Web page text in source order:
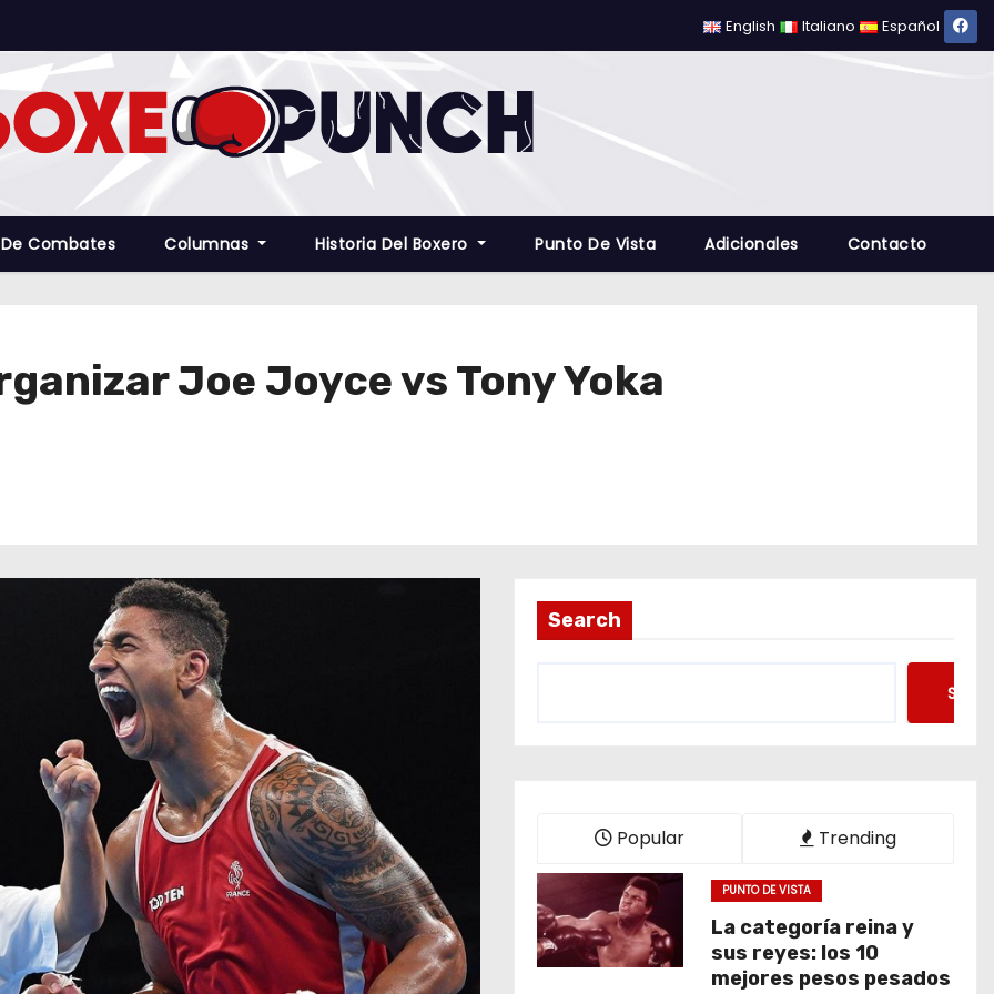
English Italiano Español
Combates Columnas Historia Del Boxero Punto De Vista Adicionales Contacto
Joe Joyce vs Tony Yoka
Search
Popular Trending
PUNTO DE VISTA
La categoría reina y
sus reyes: los 10
mejores pesos pesados